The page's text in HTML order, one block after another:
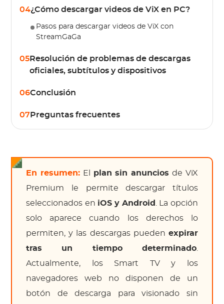
04¿Cómo descargar videos de ViX en PC?
Pasos para descargar videos de ViX con
StreamGaGa
05Resolución de problemas de descargas
oficiales, subtítulos y dispositivos
06Conclusión
07Preguntas frecuentes
En resumen: El plan sin anuncios de ViX
Premium le permite descargar títulos
seleccionados en iOS y Android
. La opción
solo aparece cuando los derechos lo
permiten, y las descargas pueden expirar
tras un tiempo determinado.
Actualmente, los Smart TV y los
navegadores web no disponen de un
botón de descarga para visionado sin